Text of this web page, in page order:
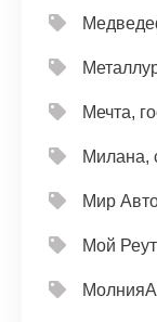
Мечта,
Милана,
Мир
Мой